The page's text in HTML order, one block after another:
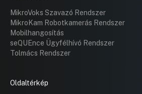
MikroVoks Szavazó Rendszer
MikroKam Robotkamerás Rendszer
Mobilhangosítás
seQUEnce Ügyfélhívó Rendszer
Tolmács Rendszer
Oldaltérkép